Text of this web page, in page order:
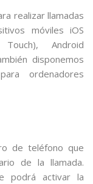
realizar llamadas
móviles iOS
Android
disponemos
ordenadores
de teléfono que
de la llamada.
podrá activar la